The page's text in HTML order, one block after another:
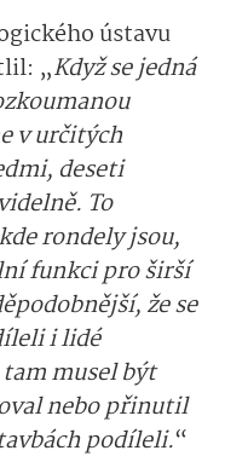
ústavu
„Když se jedná
v určitých
deseti
To
rondely jsou,
funkci pro širší
že se
i lidé
musel být
nebo přinutil
podíleli.“